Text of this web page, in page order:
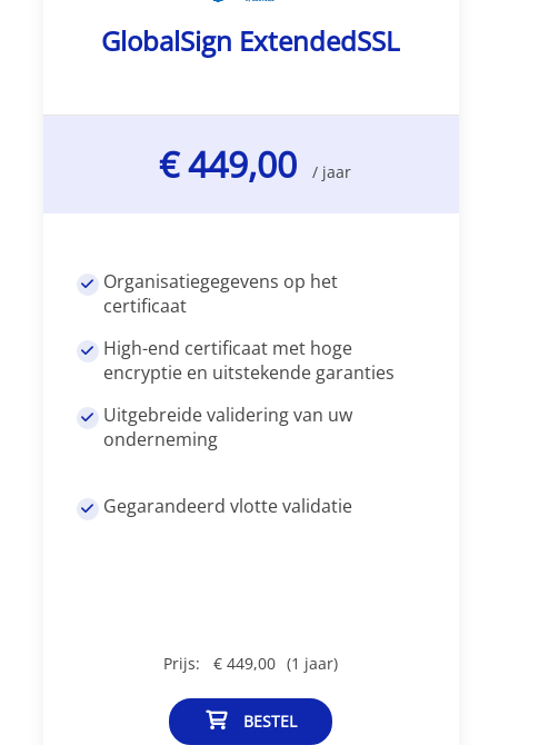
GlobalSign ExtendedSSL
€ 449,00 / jaar
Organisatiegegevens op het
certificaat
High-end certificaat met hoge
encryptie en uitstekende garanties
Uitgebreide validering van uw
onderneming
Gegarandeerd vlotte validatie
Prijs: € 449,00 (1 jaar)
BESTEL